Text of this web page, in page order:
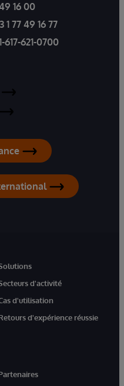
16 00
1 77 49 16 77
617-621-0700
d'activité
d'utilisation
d'expérience réussie